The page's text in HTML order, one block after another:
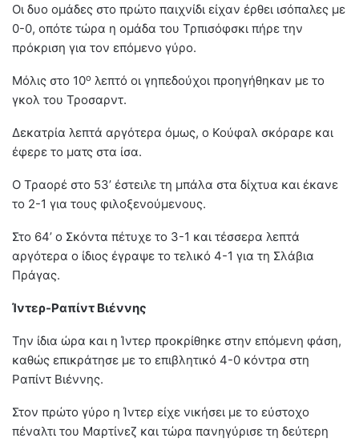
Οι δυο ομάδες στο πρώτο παιχνίδι είχαν έρθει ισόπαλες με
0-0, οπότε τώρα η ομάδα του Τρπισόφσκι πήρε την
πρόκριση για τον επόμενο γύρο.
Μόλις στο 10ο λεπτό οι γηπεδούχοι προηγήθηκαν με το
γκολ του Τροσαρντ.
Δεκατρία λεπτά αργότερα όμως, ο Κούφαλ σκόραρε και
έφερε το ματς στα ίσα.
Ο Τραορέ στο 53’ έστειλε τη μπάλα στα δίχτυα και έκανε
το 2-1 για τους φιλοξενούμενους.
Στο 64’ ο Σκόντα πέτυχε το 3-1 και τέσσερα λεπτά
αργότερα ο ίδιος έγραψε το τελικό 4-1 για τη Σλάβια
Πράγας.
Ίντερ-Ραπίντ Βιέννης
Την ίδια ώρα και η Ίντερ προκρίθηκε στην επόμενη φάση,
καθώς επικράτησε με το επιβλητικό 4-0 κόντρα στη
Ραπίντ Βιέννης.
Στον πρώτο γύρο η Ίντερ είχε νικήσει με το εύστοχο
πέναλτι του Μαρτίνεζ και τώρα πανηγύρισε τη δεύτερη